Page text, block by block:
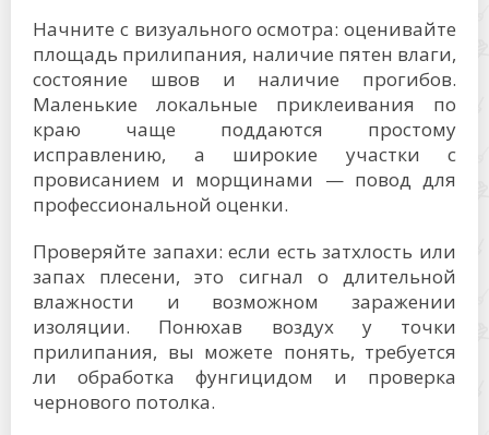
Начните с визуального осмотра: оценивайте
площадь прилипания, наличие пятен влаги,
состояние швов и наличие прогибов.
Маленькие локальные приклеивания по
краю чаще поддаются простому
исправлению, а широкие участки с
провисанием и морщинами — повод для
профессиональной оценки.
Проверяйте запахи: если есть затхлость или
запах плесени, это сигнал о длительной
влажности и возможном заражении
изоляции. Понюхав воздух у точки
прилипания, вы можете понять, требуется
ли обработка фунгицидом и проверка
чернового потолка.